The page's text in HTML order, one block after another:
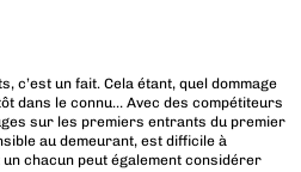
c’est un fait. Cela étant, quel dommage
dans le connu… Avec des compétiteurs
sur les premiers entrants du premier
au demeurant, est difficile à
chacun peut également considérer